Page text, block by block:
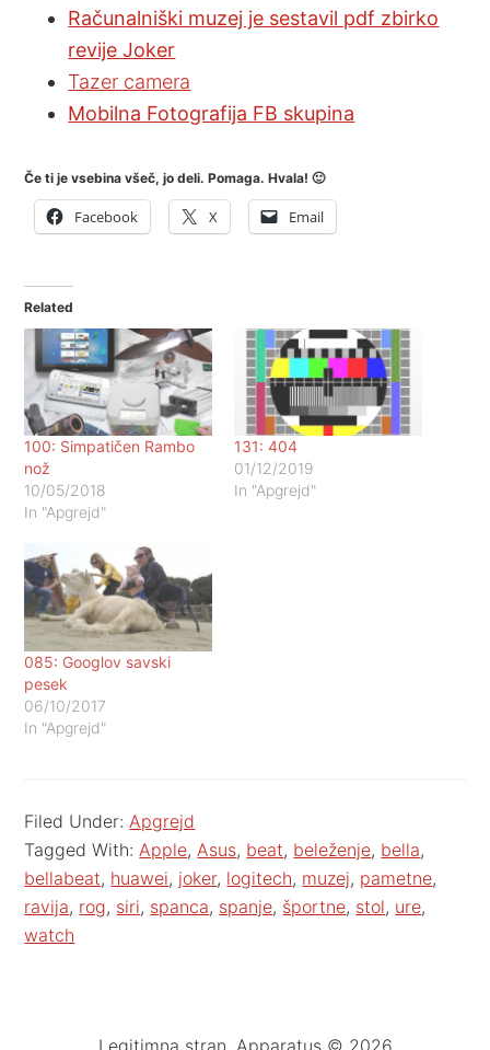
Računalniški muzej je sestavil pdf zbirko
revije Joker
Tazer camera
Mobilna Fotografija FB skupina
Če ti je vsebina všeč, jo deli. Pomaga. Hvala! 🙂
Facebook X Email
Related
100: Simpatičen Rambo
nož
10/05/2018
In "Apgrejd"
131: 404
01/12/2019
In "Apgrejd"
085: Googlov savski
pesek
06/10/2017
In "Apgrejd"
Filed Under: Apgrejd
Tagged With: Apple, Asus, beat, beleženje, bella,
bellabeat, huawei, joker, logitech, muzej, pametne,
ravija, rog, siri, spanca, spanje, športne, stol, ure,
watch
Legitimna stran. Apparatus © 2026